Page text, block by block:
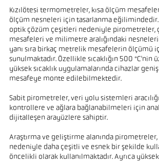
Kızılötesi termometreler, kısa ölçüm
ölçüm nesneleri için tasarlanma eğilimindedir.
optik çözüm çeşitleri nedeniyle pirometreler,
mesafeleri ve milimetre aralığındaki
yanı sıra birkaç metrelik mesafelerin ölçümü
sunulmaktadır. Özellikle sıcaklığın 500 °C'nin
yüksek sıcaklık uygulamalarında cihazlar
mesafeye monte edilebilmektedir.
Sabit pirometreler, veri yolu sistemleri
kontrollere ve ağlara bağlanabilmeleri için
dijitalleşen arayüzlere sahiptir.
Araştırma ve geliştirme alanında pirometreler,
nedeniyle daha çeşitli ve esnek bir şekilde
öncelikli olarak kullanılmaktadır. Ayrıca